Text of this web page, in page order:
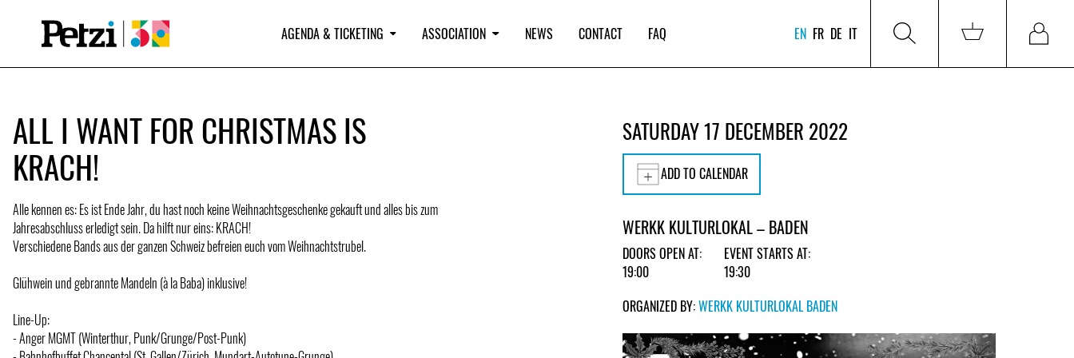
AGENDA & TICKETING ASSOCIATION NEWS CONTACT FAQ EN FR DE IT
ALL I WANT FOR CHRISTMAS IS
KRACH!
Alle kennen es: Es ist Ende Jahr, du hast noch keine Weihnachtsgeschenke gekauft und alles bis zum
Jahresabschluss erledigt sein. Da hilft nur eins: KRACH!
Verschiedene Bands aus der ganzen Schweiz befreien euch vom Weihnachtstrubel.
Glühwein und gebrannte Mandeln (à la Baba) inklusive!
Line-Up:
- Anger MGMT (Winterthur, Punk/Grunge/Post-Punk)
SATURDAY 17 DECEMBER 2022
ADD TO CALENDAR
WERKK KULTURLOKAL – BADEN
DOORS OPEN AT:
19:00
EVENT STARTS AT:
19:30
ORGANIZED BY:WERKK KULTURLOKAL BADEN